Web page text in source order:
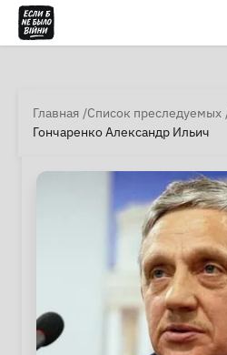
Главная Список преследуемых
Гончаренко Александр Ильич